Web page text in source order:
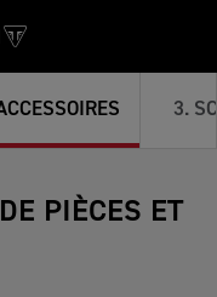
3.
PIÈCES ET